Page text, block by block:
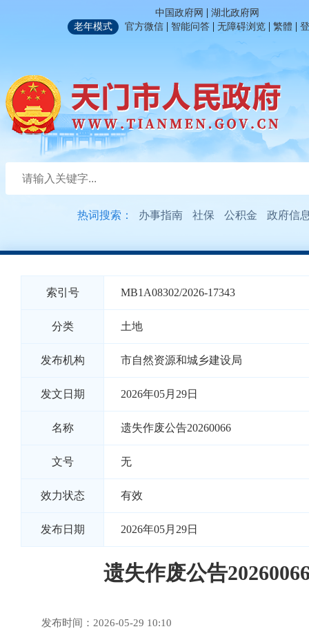
中国政府网 | 湖北政府网
老年模式
官方微信 | 智能问答 | 无障碍浏览 | 繁體 |
热词搜索： 办事指南 社保 公积金 政府信
索引号 MB1A08302/2026-17343
分类 土地
发布机构 市自然资源和城乡建设局
发文日期 2026年05月29日
名称 遗失作废公告20260066
文号 无
效力状态 有效
发布日期 2026年05月29日
遗失作废公告
发布时间：2026-05-29 10:10